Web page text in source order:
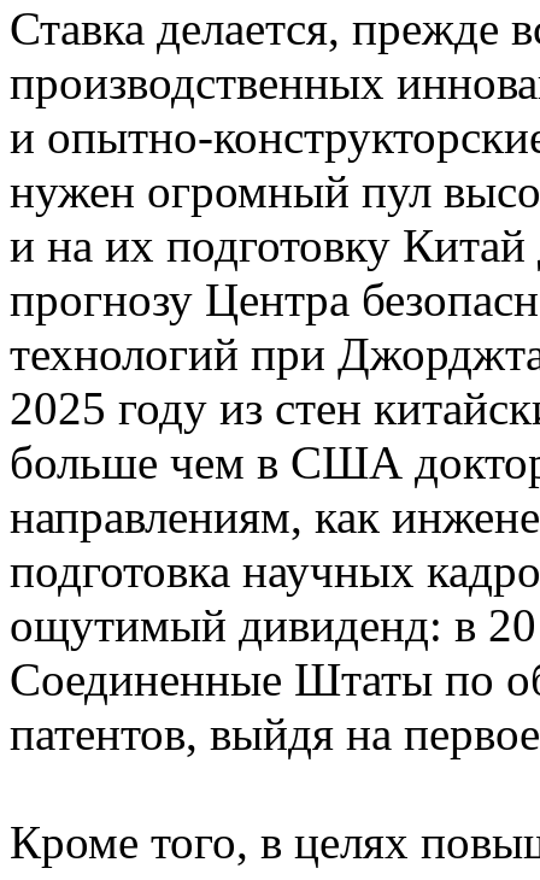
Ставка делается, прежде
производственных
и опытно-
нужен огромный пул
и на их подготовку
прогнозу Центра
технологий при
2025 году из стен
больше чем в США
направлениям, как
подготовка научных
ощутимый дивиденд: в
Соединенные Штаты по
патентов, выйдя на
Кроме того, в целях